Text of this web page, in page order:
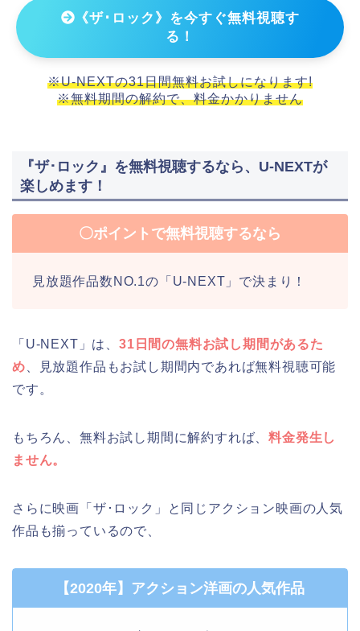
《ザ･ロック》を今すぐ無料視聴す
る！
※U-NEXTの31日間無料お試しになります!
※無料期間の解約で、料金かかりません
『ザ･ロック』を無料視聴するなら、U-NEXTが
楽しめます！
〇ポイントで無料視聴するなら
見放題作品数NO.1の「U-NEXT」で決まり！
「U-NEXT」は、 31日間の無料お試し期間があるた
め 、見放題作品もお試し期間内であれば無料視聴可能
です。
もちろん、無料お試し期間に解約すれば、料金発生し
ません。
さらに映画「ザ･ロック」と同じアクション映画の人気
作品も揃っているので、
【2020年】アクション洋画の人気作品